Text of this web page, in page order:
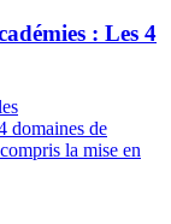
: Les 4
domaines de
la mise en